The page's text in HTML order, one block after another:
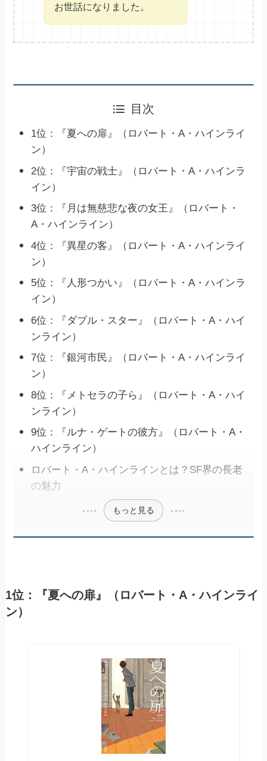
お世話になりました。
目次
1位：『夏への扉』（ロバート・A・ハインライ
ン）
2位：『宇宙の戦士』（ロバート・A・ハインラ
イン）
3位：『月は無慈悲な夜の女王』（ロバート・
A・ハインライン）
4位：『異星の客』（ロバート・A・ハインライ
ン）
5位：『人形つかい』（ロバート・A・ハインラ
イン）
6位：『ダブル・スター』（ロバート・A・ハイ
ンライン）
7位：『銀河市民』（ロバート・A・ハインライ
ン）
8位：『メトセラの子ら』（ロバート・A・ハイ
ンライン）
9位：『ルナ・ゲートの彼方』（ロバート・A・
ハインライン）
ロバート・A・ハインラインとは？SF界の長老
の魅力
もっと見る
1位：『夏への扉』（ロバート・A・ハインライ
ン）